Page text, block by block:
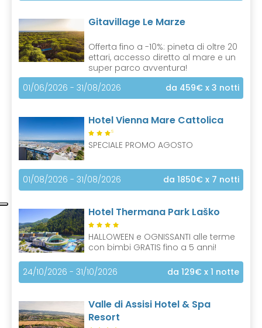
Gitavillage Le Marze
Offerta fino a -10%: pineta di oltre 20
ettari, accesso diretto al mare e un
super parco avventura!
01/06/2026 - 31/08/2026
da 459€ x 3 notti
Hotel Vienna Mare Cattolica
S
SPECIALE PROMO AGOSTO
01/08/2026 - 31/08/2026 da 1850€ x 7 notti
Hotel Thermana Park Laško
HALLOWEEN e OGNISSANTI alle terme
con bimbi GRATIS fino a 5 anni!
24/10/2026 - 31/10/2026 da 129€ x 1 notte
Valle di Assisi Hotel & Spa
Resort